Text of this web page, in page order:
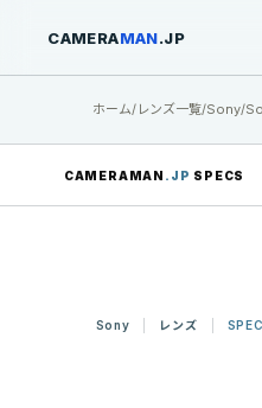
CAMERAMAN.JP
ホーム/レンズ一覧/Sony/
CAMERAMAN .JP SPECS
Sony レンズ